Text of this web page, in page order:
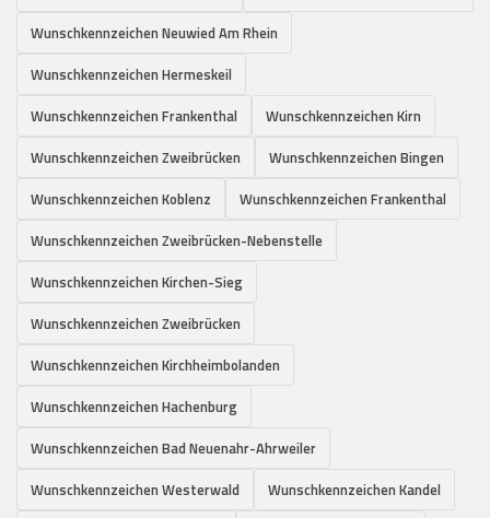
Wunschkennzeichen Neuwied Am Rhein
Wunschkennzeichen Hermeskeil
Wunschkennzeichen Frankenthal
Wunschkennzeichen Kirn
Wunschkennzeichen Zweibrücken
Wunschkennzeichen Bingen
Wunschkennzeichen Koblenz
Wunschkennzeichen Frankenthal
Wunschkennzeichen Zweibrücken-Nebenstelle
Wunschkennzeichen Kirchen-Sieg
Wunschkennzeichen Zweibrücken
Wunschkennzeichen Kirchheimbolanden
Wunschkennzeichen Hachenburg
Wunschkennzeichen Bad Neuenahr-Ahrweiler
Wunschkennzeichen Westerwald
Wunschkennzeichen Kandel